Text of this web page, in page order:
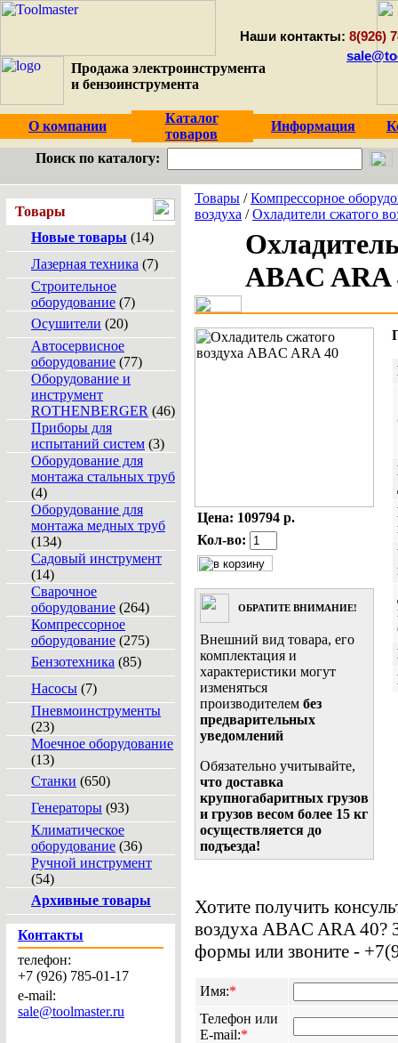
Продажа электроинструмента
и бензоинструмента
Наши контакты: 8(926)
О компании
Каталог
товаров
Информация
Поиск по каталогу:
Товары
Новые товары (14)
Лазерная техника (7)
Строительное
оборудование (7)
Осушители (20)
Автосервисное
оборудование (77)
Оборудование и
инструмент
ROTHENBERGER (46)
Приборы для
испытаний систем (3)
Оборудование для
монтажа стальных труб
(4)
Оборудование для
монтажа медных труб
(134)
Садовый инструмент
(14)
Сварочное
оборудование (264)
Компрессорное
оборудование (275)
Бензотехника (85)
Насосы (7)
Пневмоинструменты
(23)
Моечное оборудование
(13)
Станки (650)
Генераторы (93)
Климатическое
оборудование (36)
Ручной инструмент
(54)
Архивные товары
Контакты
телефон:
+7 (926) 785-01-17
e-mail:
sale@toolmaster.ru
Товары /Компрессорное
воздуха /Охладители сжатого
ABAC ARA
Цена: 109794 р.
Кол-во:
ОБРАТИТЕ ВНИМАНИЕ!
Внешний вид товара, его
комплектация и
характеристики могут
изменяться
производителем без
предварительных
уведомлений
Обязательно учитывайте,
что доставка
крупногабаритных грузов
и грузов весом более 15 кг
осуществляется до
подъезда!
Хотите получить
воздуха ABAC ARA 40?
формы или звоните -
Имя:*
Телефон или
E-mail:*